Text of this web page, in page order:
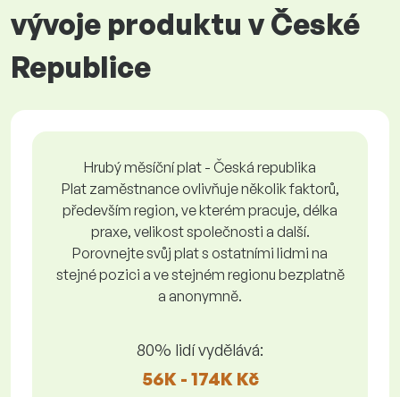
vývoje produktu v České
Republice
Hrubý měsíční plat - Česká republika
Plat zaměstnance ovlivňuje několik faktorů,
především region, ve kterém pracuje, délka
praxe, velikost společnosti a další.
Porovnejte svůj plat s ostatními lidmi na
stejné pozici a ve stejném regionu bezplatně
a anonymně.
80% lidí vydělává:
56K - 174K Kč